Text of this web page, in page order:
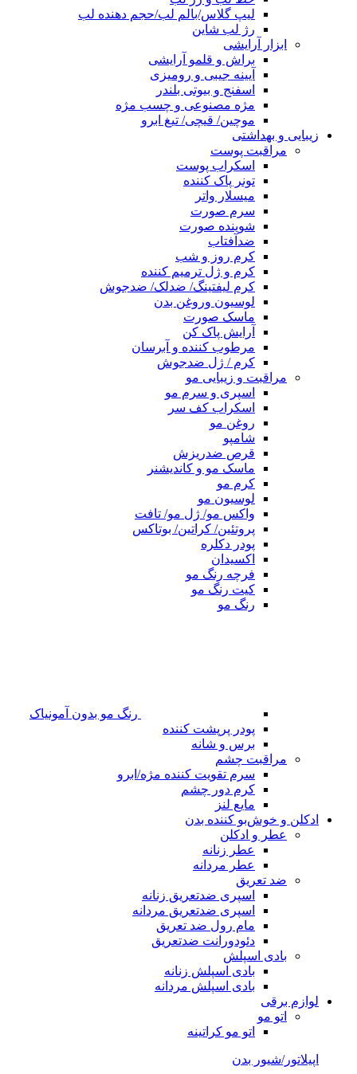
لیپ گلاس/بالم لب/حجم دهنده لب
رژ لب شاین
ابزار آرایشی
براش و قلمو آرایشی
آیینه جیبی و رومیزی
اسفنج و بیوتی بلندر
مژه مصنوعی و چسب مژه
موچین/ قیچی/ تیغ ابرو
زیبایی و بهداشتی
مراقبت پوست
اسکراب پوست
تونر پاک کننده
میسلار واتر
سرم صورت
شوینده صورت
ضدآفتاب
کرم روز و شب
کرم و ژل ترمیم کننده
کرم لیفتینگ/ ضدلک/ ضدجوش
لوسیون وروغن بدن
ماسک صورت
آرایش پاک کن
مرطوب کننده و آبرسان
کرم / ژل ضدجوش
مراقبت و زیبایی مو
اسپری و سرم مو
اسکراب کف سر
روغن مو
شامپو
قرص ضدریزش
ماسک مو و کاندیشنر
کرم مو
لوسیون مو
واکس مو/ ژل مو/ تافت
پروتئین/ کراتین/ بوتاکس
پودر دکلره
اکسیدان
فرچه رنگ مو
کیت رنگ مو
رنگ مو
رنگ مو بدون آمونیاک
پودر پرپشت کننده
برس و شانه
مراقبت چشم
سرم تقویت کننده مژه/ابرو
کرم دور چشم
مایع لنز
ادکلن و خوش‌بو کننده بدن
عطر و ادکلن
عطر زنانه
عطر مردانه
ضد تعریق
اسپری ضدتعریق زنانه
اسپری ضدتعریق مردانه
مام رول ضد تعریق
دئودورانت ضدتعریق
بادی اسپلش
بادی اسپلش زنانه
بادی اسپلش مردانه
لوازم برقی
اتو مو
اتو مو کراتینه
اپیلاتور/شیور بدن